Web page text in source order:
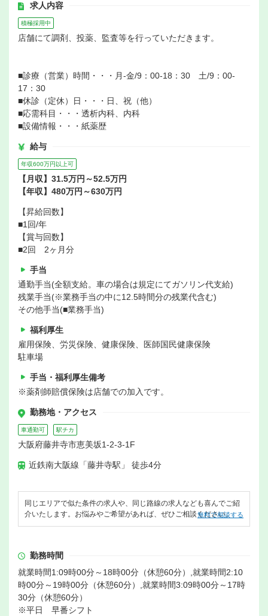
求人内容
積極採用中
店舗にて調剤、投薬、監査等を行っていただきます。
■診療（営業）時間・・・月-金/9：00-18：30 土/9：00-
17：30
■休診（定休）日・・・日、祝（他）
■応需科目・・・透析内科、内科
■設備情報・・・紙薬歴
給与
年収600万円以上可
【月収】31.5万円～52.5万円
【年収】480万円～630万円
【昇給回数】
■1回/年
【賞与回数】
■2回 2ヶ月分
手当
通勤手当(全額支給。車の場合は規定にてガソリン代支給)
残業手当(※業務手当の中に12.5時間分の残業代含む)
その他手当(■業務手当)
福利厚生
雇用保険、労災保険、健康保険、医師国民健康保険
駐車場
手当・福利厚生備考
※薬剤師賠償保険は店舗での加入です。
勤務地・アクセス
車通勤可 駅チカ
大阪府藤井寺市恵美坂1-2-3-1F
近鉄南大阪線「藤井寺駅」 徒歩4分
同じエリアで似た条件の求人や、同じ路線の求人なども喜んでご紹
介いたします。お悩みやご希望があれば、ぜひご相談ください。
無料で相談する
勤務時間
就業時間1:09時00分～18時00分（休憩60分）,就業時間2:10
時00分～19時00分（休憩60分）,就業時間3:09時00分～17時
30分（休憩60分）
※平日 早番シフト